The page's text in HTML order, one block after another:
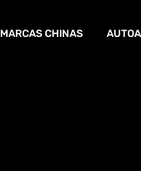
MARCAS CHINAS